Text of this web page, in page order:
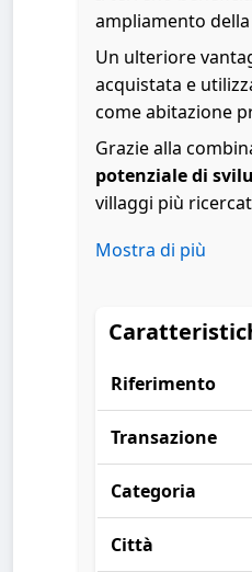
ampliamento
Un ulteriore
acquistata e
come abitazione
Grazie alla
potenziale di
villaggi più
Mostra di più
Riferimento
Transazione
Categoria
Città